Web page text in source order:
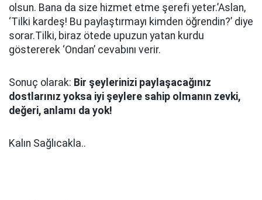
olsun. Bana da size hizmet etme şerefi yeter.’Aslan,
‘Tilki kardeş! Bu paylaştırmayı kimden öğrendin?’ diye
sorar.Tilki, biraz ötede upuzun yatan kurdu
göstererek ‘Ondan’ cevabını verir.
Sonuç olarak: Bir şeylerinizi paylaşacağınız
dostlarınız yoksa iyi şeylere sahip olmanın zevki,
değeri, anlamı da yok!
Kalın Sağlıcakla..